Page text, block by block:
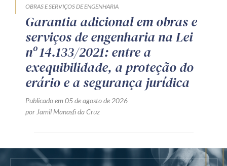
OBRAS E SERVIÇOS DE ENGENHARIA
Garantia adicional em obras e
serviços de engenharia na Lei
nº 14.133/2021: entre a
exequibilidade, a proteção do
erário e a segurança jurídica
Publicado em 05 de agosto de 2026
por Jamil Manasfi da Cruz